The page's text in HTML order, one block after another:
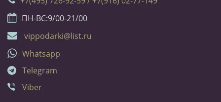
ПН-ВС:9/00-21/00
vippodarki@list.ru
Whatsapp
Telegram
Viber